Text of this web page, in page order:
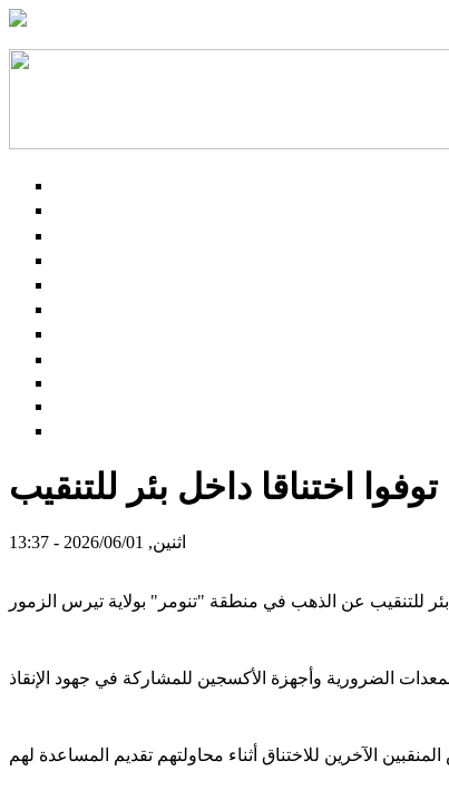
اثنين, 2026/06/01 - 13:37